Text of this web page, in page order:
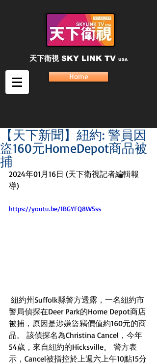
天下衛視 SKY LINK TV USA
Home
【天下新聞】紐約: 警員因
盜160元HomeDepot商品被
捕
2024年01月16日 (天下衛視記者編輯報
導)
https://youtu.be/1BGYFQ8W5ss
警局偵探在Deer Park的Home Depot商店
被捕，原因是涉嫌盜竊價值約160元的商
品。 該偵探名為Christina Cancel，今年
54歲，來自紐約的Hicksville。 警方表
示，Cancel被指控於上週六上午10點15分